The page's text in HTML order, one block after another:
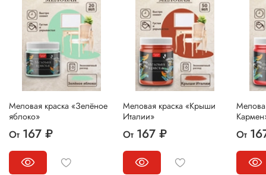
Меловая краска «Зелёное
яблоко»
От 167 ₽
Меловая краска «Крыши
Италии»
От 167 ₽ От